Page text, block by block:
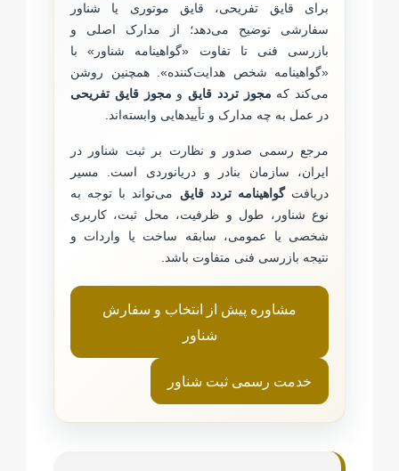
برای قایق تفریحی، قایق موتوری یا شناور
سفارشی توضیح می‌دهد؛ از مدارک اصلی و
بازرسی فنی تا تفاوت «گواهینامه شناور» با
«گواهینامه شخص هدایت‌کننده». همچنین روشن
می‌کند که مجوز تردد قایق و مجوز قایق تفریحی
در عمل به چه مدارک و تأییدهایی وابسته‌اند.
مرجع رسمی صدور و نظارت بر ثبت شناور در
ایران، سازمان بنادر و دریانوردی است. مسیر
دریافتگواهینامه تردد قایق می‌تواند با توجه به
نوع شناور، طول و ظرفیت، محل ثبت، کاربری
شخصی یا عمومی، سابقه ساخت یا واردات و
نتیجه بازرسی فنی متفاوت باشد.
مشاوره پیش از انتخاب و سفارش
شناور
خدمت رسمی ثبت شناور